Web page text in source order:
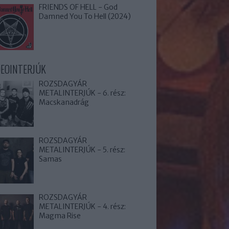
FRIENDS OF HELL - God
Damned You To Hell (2024)
ROZSDAGYÁR
METALINTERJÚK - 6. rész:
Macskanadrág
ROZSDAGYÁR
METALINTERJÚK - 5. rész:
Samas
ROZSDAGYÁR
METALINTERJÚK - 4. rész:
Magma Rise